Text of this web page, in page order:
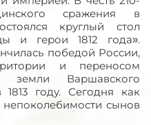
сражения в
круглый стол
и герои 1812 года».
победой России,
и переносом
Варшавского
году. Сегодня как
сынов